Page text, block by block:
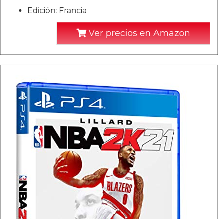
Edición: Francia
Ver precios en Amazon